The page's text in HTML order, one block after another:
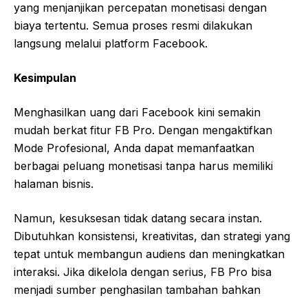
yang menjanjikan percepatan monetisasi dengan
biaya tertentu. Semua proses resmi dilakukan
langsung melalui platform Facebook.
Kesimpulan
Menghasilkan uang dari Facebook kini semakin
mudah berkat fitur FB Pro. Dengan mengaktifkan
Mode Profesional, Anda dapat memanfaatkan
berbagai peluang monetisasi tanpa harus memiliki
halaman bisnis.
Namun, kesuksesan tidak datang secara instan.
Dibutuhkan konsistensi, kreativitas, dan strategi yang
tepat untuk membangun audiens dan meningkatkan
interaksi. Jika dikelola dengan serius, FB Pro bisa
menjadi sumber penghasilan tambahan bahkan